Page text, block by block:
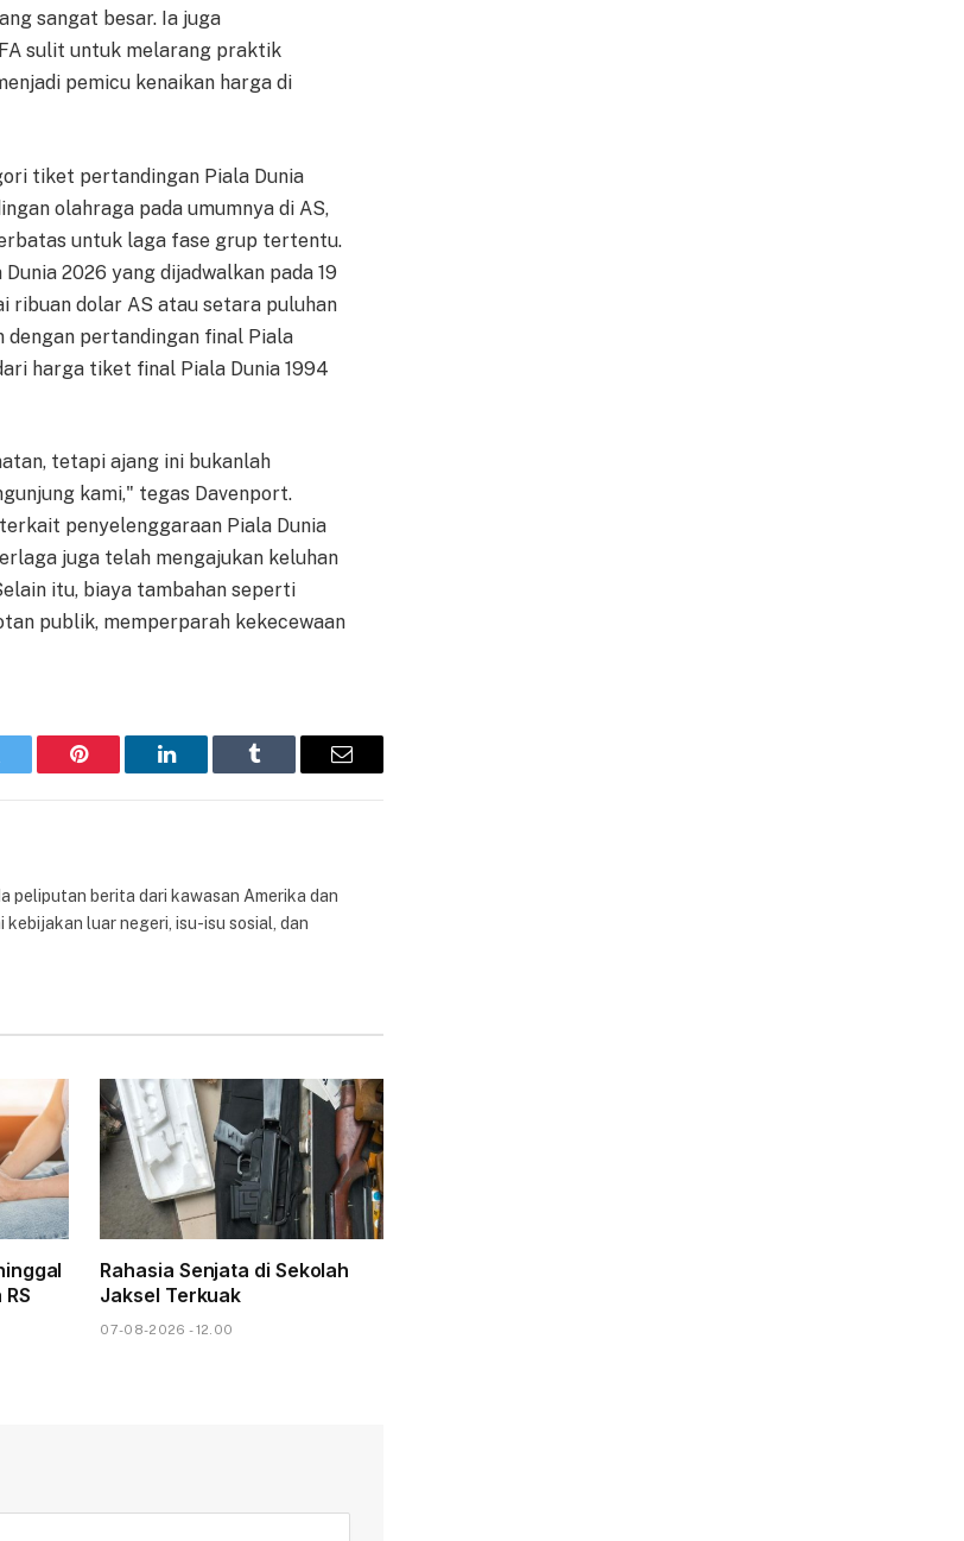
sangat besar. Ia juga
sulit untuk melarang praktik
pemicu kenaikan harga di
tiket pertandingan Piala Dunia
olahraga pada umumnya di AS,
untuk laga fase grup tertentu.
2026 yang dijadwalkan pada 19
ribuan dolar AS atau setara puluhan
dengan pertandingan final Piala
harga tiket final Piala Dunia 1994
tetapi ajang ini bukanlah
kami," tegas Davenport.
penyelenggaraan Piala Dunia
juga telah mengajukan keluhan
itu, biaya tambahan seperti
publik, memperparah kekecewaan
Pinterest LinkedIn Tumblr Email
peliputan berita dari kawasan Amerika dan
kebijakan luar negeri, isu-isu sosial, dan
Rahasia Senjata di Sekolah
Jaksel Terkuak
07-08-2026 - 12.00